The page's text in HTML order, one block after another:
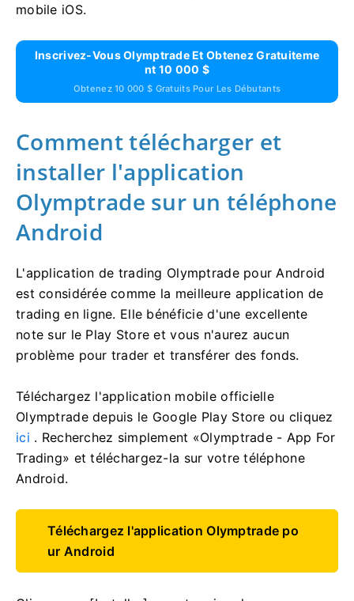
mobile iOS.
Inscrivez-Vous Olymptrade Et Obtenez Gratuiteme
Nt 10 000 $
Obtenez 10 000 $ Gratuits Pour Les Débutants
Comment télécharger et
installer l'application
Olymptrade sur un téléphone
Android
L'application de trading Olymptrade pour Android
est considérée comme la meilleure application de
trading en ligne. Elle bénéficie d'une excellente
note sur le Play Store et vous n'aurez aucun
problème pour trader et transférer des fonds.
Téléchargez l'application mobile officielle
Olymptrade depuis le Google Play Store ou cliquez
ici . Recherchez simplement «Olymptrade - App For
Trading» et téléchargez-la sur votre téléphone
Android.
Téléchargez l'application Olymptrade po
ur Android